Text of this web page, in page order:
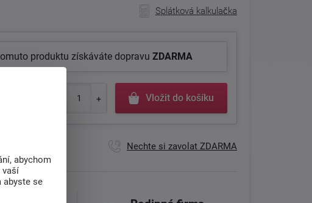
Splátková kalkulačka
produktu získáváte dopravu ZDARMA
Vložit do košíku
hod.
Nechte si zavolat ZDARMA
abychom
vaší
abyste se